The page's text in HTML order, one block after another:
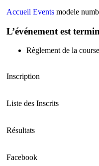
Accueil Events modele
L’événement est
Règlement de la course
Inscription
Liste des Inscrits
Résultats
Facebook